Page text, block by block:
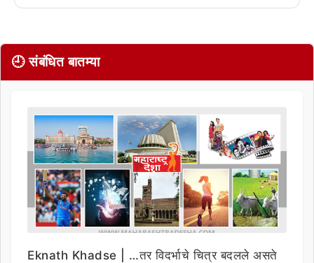
🕘 संबंधित बातम्या
Eknath Khadse | …तर विदर्भाचे चित्र बदलले असते